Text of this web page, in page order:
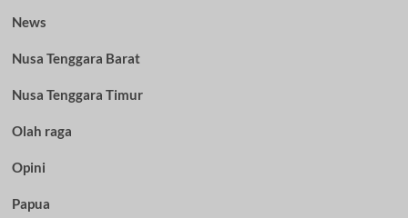
News
Nusa Tenggara Barat
Nusa Tenggara Timur
Olah raga
Opini
Papua